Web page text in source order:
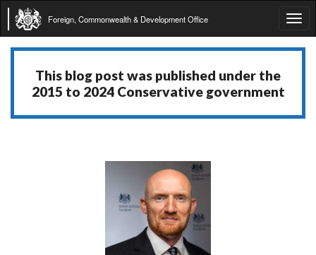
Foreign, Commonwealth & Development Office
This blog post was published under the
2015 to 2024 Conservative government